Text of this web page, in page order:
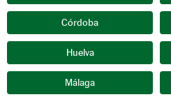
Córdoba
Huelva
Málaga